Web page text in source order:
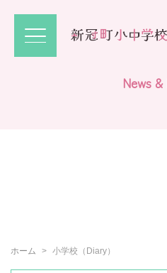
News &
ホーム 小学校（Diary）